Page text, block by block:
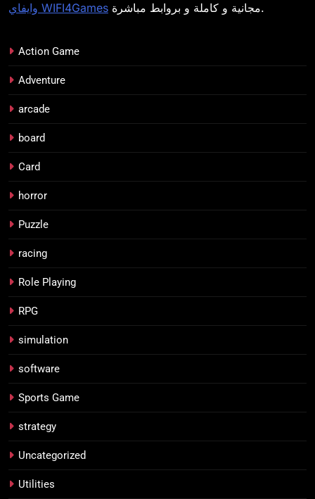
وايفاي WIFI4Games
مجانية و كاملة و بروابط مباشرة.
Action Game
Adventure
arcade
board
Card
horror
Puzzle
racing
Role Playing
RPG
simulation
software
Sports Game
strategy
Uncategorized
Utilities